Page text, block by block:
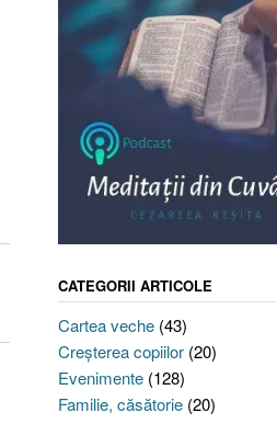
CATEGORII ARTICOLE
Cartea veche(43)
Creşterea copiilor(20)
Evenimente(128)
Familie, căsătorie(20)